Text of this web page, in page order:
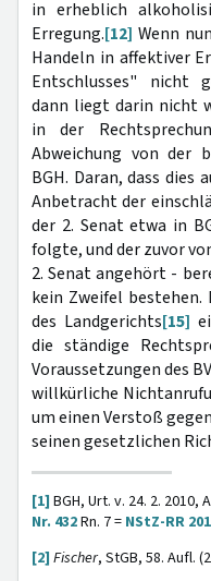
in erheblich
Erregung.[12] Wenn
Handeln in affektiver
Entschlusses" nicht
dann liegt darin nicht
in der
Abweichung von der
BGH. Daran, dass
Anbetracht der
der 2. Senat etwa in
folgte, und der zuvor
2. Senat angehört -
kein Zweifel
des Landgerichts[15]
die ständige
Voraussetzungen des
willkürliche
um einen Verstoß
seinen gesetzlichen
[1] BGH, Urt. v. 24. 2. 2010,
Nr. 432Rn. 7 = NStZ-RR
[2] Fischer, StGB, 58. Aufl.